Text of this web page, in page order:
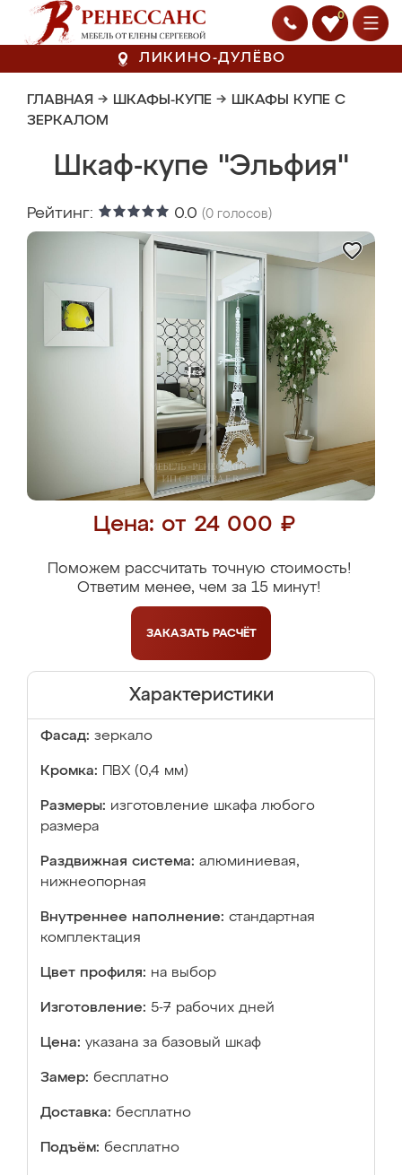
0
ЛИКИНО-ДУЛЁВО
ГЛАВНАЯ → ШКАФЫ-КУПЕ → ШКАФЫ КУПЕ С
ЗЕРКАЛОМ
Шкаф-купе "Эльфия"
Рейтинг: 0.0 (0 голосов)
Цена: от 24 000 ₽
Поможем рассчитать точную стоимость!
Ответим менее, чем за 15 минут!
ЗАКАЗАТЬ РАСЧЁТ
Характеристики
Фасад: зеркало
Кромка: ПВХ (0,4 мм)
Размеры: изготовление шкафа любого
размера
Раздвижная система: алюминиевая,
нижнеопорная
Внутреннее наполнение: стандартная
комплектация
Цвет профиля: на выбор
Изготовление: 5-7 рабочих дней
Цена: указана за базовый шкаф
Замер: бесплатно
Доставка: бесплатно
Подъём: бесплатно